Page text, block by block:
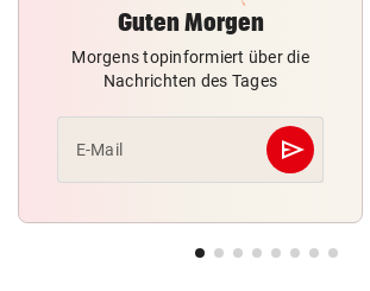
Guten Morgen
Morgens topinformiert über die
Nachrichten des Tages
E-Mail send
Abschicken